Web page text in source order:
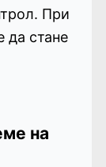
При
да стане
на